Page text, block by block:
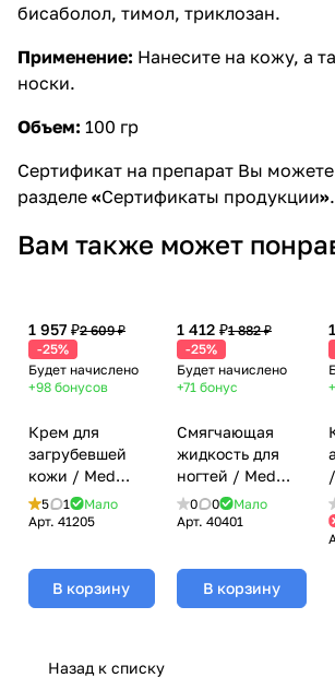
бисаболол, тимол, триклозан.
Применение: Нанесите на кожу, а
носки.
Объем: 100 гр
Сертификат на препарат Вы
разделе «Сертификаты продукции».
Вам также может
1 957 ₽2 609 ₽
-25%
Будет начислено
+98 бонусов
Крем для
загрубевшей
кожи / Med
Hornhaut-Creme,
Gehwol (Геволь),
5 1
Мало
Арт. 41205
В корзину
1 412 ₽1 882 ₽
-25%
Будет начислено
+71 бонус
Смягчающая
жидкость для
ногтей / Med
Nail Softener,
Gehwol (Геволь),
0 0
Мало
Арт. 40401
В корзину
Назад к списку